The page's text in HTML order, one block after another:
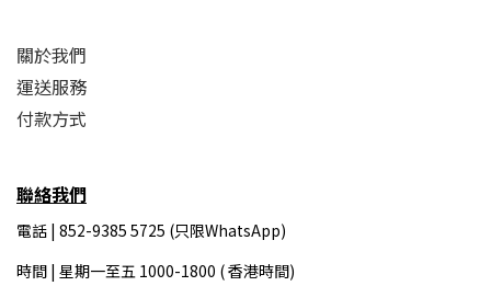
關於我們
運送服務
付款方式
聯絡我們
電話 | 852-9385 5725 (只限WhatsApp)
時間 | 星期一至五 1000-1800 ( 香港時間)